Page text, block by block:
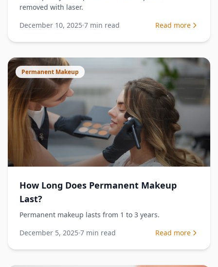
removed with laser.
December 10, 2025 7 min read Read more
Permanent Makeup
How Long Does Permanent Makeup
Last?
Permanent makeup lasts from 1 to 3 years.
December 5, 2025 7 min read Read more